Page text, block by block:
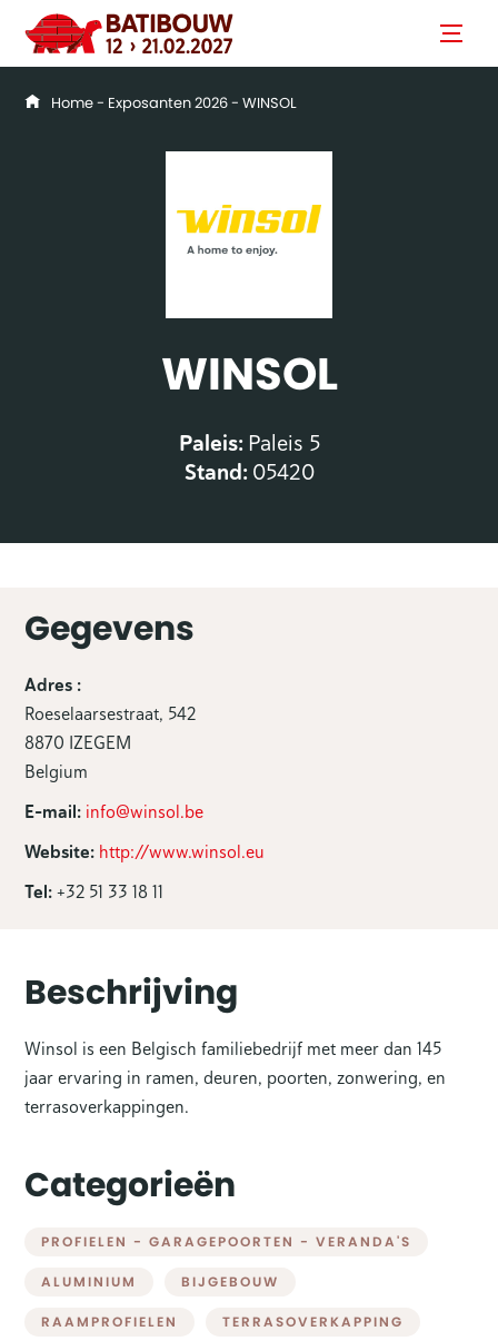
Home- Exposanten 2026- WINSOL
WINSOL
Paleis: Paleis 5
Stand: 05420
Gegevens
Adres :
Roeselaarsestraat, 542
8870 IZEGEM
Belgium
E-mail: info@winsol.be
Website: http://www.winsol.eu
Tel:+32 51 33 18 11
Beschrijving
Winsol is een Belgisch familiebedrijf met meer dan 145
jaar ervaring in ramen, deuren, poorten, zonwering, en
terrasoverkappingen.
Categorieën
PROFIELEN - GARAGEPOORTEN - VERANDA'S
ALUMINIUM BIJGEBOUW
RAAMPROFIELEN TERRASOVERKAPPING